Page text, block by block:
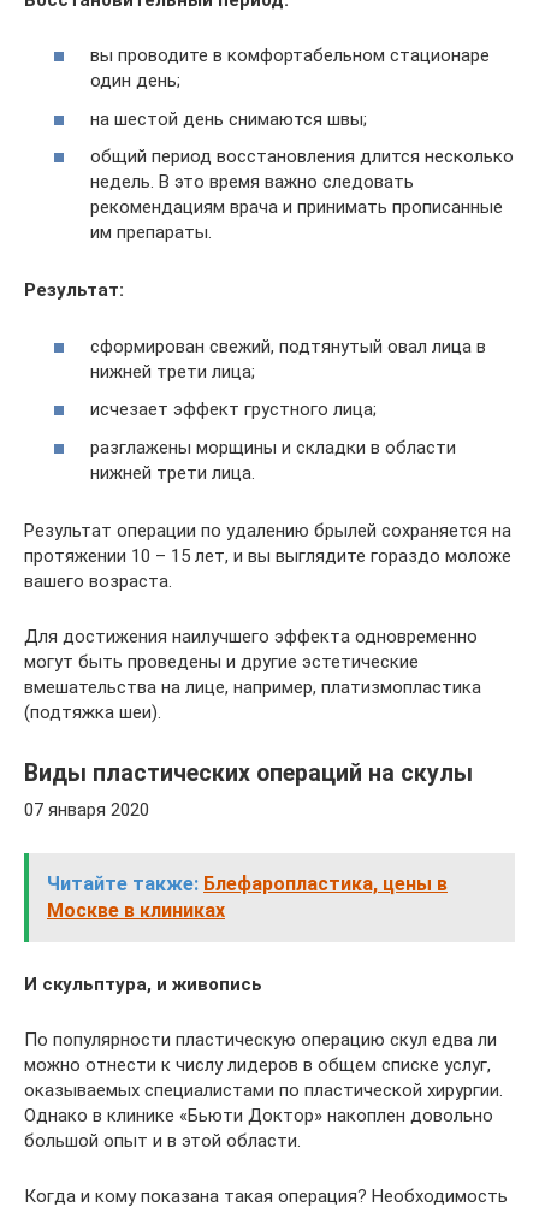
вы проводите в комфортабельном стационаре
один день;
на шестой день снимаются швы;
общий период восстановления длится несколько
недель. В это время важно следовать
рекомендациям врача и принимать прописанные
им препараты.
Результат:
сформирован свежий, подтянутый овал лица в
нижней трети лица;
исчезает эффект грустного лица;
разглажены морщины и складки в области
нижней трети лица.
Результат операции по удалению брылей сохраняется на
протяжении 10 – 15 лет, и вы выглядите гораздо моложе
вашего возраста.
Для достижения наилучшего эффекта одновременно
могут быть проведены и другие эстетические
вмешательства на лице, например, платизмопластика
(подтяжка шеи).
Виды пластических операций на скулы
07 января 2020
Читайте также: Блефаропластика, цены в
Москве в клиниках
И скульптура, и живопись
По популярности пластическую операцию скул едва ли
можно отнести к числу лидеров в общем списке услуг,
оказываемых специалистами по пластической хирургии.
Однако в клинике «Бьюти Доктор» накоплен довольно
большой опыт и в этой области.
Когда и кому показана такая операция? Необходимость